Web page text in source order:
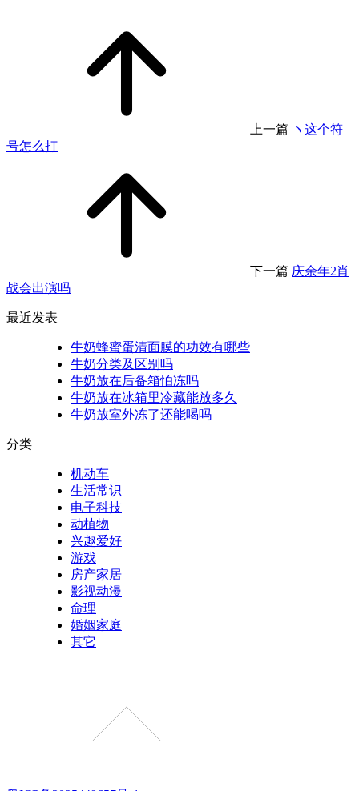
上一篇 ヽ这个符
号怎么打
下一篇 庆余年2肖
战会出演吗
最近发表
牛奶蜂蜜蛋清面膜的功效有哪些
牛奶分类及区别吗
牛奶放在后备箱怕冻吗
牛奶放在冰箱里冷藏能放多久
牛奶放室外冻了还能喝吗
分类
机动车
生活常识
电子科技
动植物
兴趣爱好
游戏
房产家居
影视动漫
命理
婚姻家庭
其它